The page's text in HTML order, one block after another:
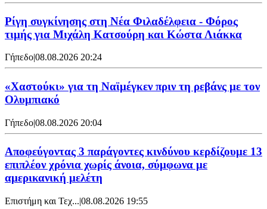
Ρίγη συγκίνησης στη Νέα Φιλαδέλφεια - Φόρος
τιμής για Μιχάλη Κατσούρη και Κώστα Λιάκκα
Γήπεδο|08.08.2026 20:24
«Χαστούκι» για τη Ναϊμέγκεν πριν τη ρεβάνς με τον
Ολυμπιακό
Γήπεδο|08.08.2026 20:04
Αποφεύγοντας 3 παράγοντες κινδύνου κερδίζουμε 13
επιπλέον χρόνια χωρίς άνοια, σύμφωνα με
αμερικανική μελέτη
Επιστήμη και Τεχ...|08.08.2026 19:55